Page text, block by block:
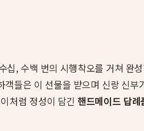
, 수백 번의 시행착오를 거쳐 완
들은 이 선물을 받으며 신랑 신
처럼 정성이 담긴 핸드메이드 답례